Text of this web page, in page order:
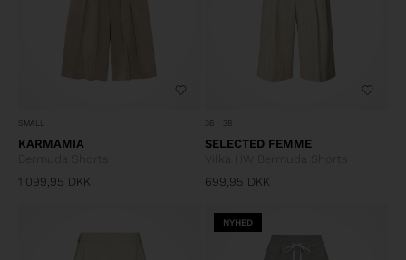
SMALL
KARMAMIA
1.099,95 DKK
36 38
SELECTED FEMME
Vilka HW Bermuda Shorts
699,95 DKK
NYHED